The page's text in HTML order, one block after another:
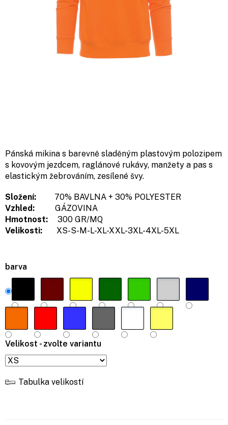
barva
Velikost - zvolte variantu
Tabulka velikostí
Pánská mikina s barevně sladěným plastovým polozipem
s kovovým jezdcem, raglánové rukávy, manžety a pas s
elastickým žebrováním, zesílené švy.
Složení:
70% BAVLNA + 30% POLYESTER
Vzhled:
GÁZOVINA
Hmotnost:
300 GR/MQ
Velikosti:
XS-S-M-L-XL-XXL-3XL-4XL-5XL